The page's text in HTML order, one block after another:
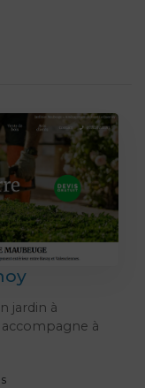
jardin à
à